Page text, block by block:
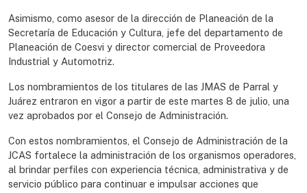
Asimismo, como asesor de la dirección de Planeación de la
Secretaría de Educación y Cultura, jefe del departamento de
Planeación de Coesvi y director comercial de Proveedora
Industrial y Automotriz.
Los nombramientos de los titulares de las JMAS de Parral y
Juárez entraron en vigor a partir de este martes 8 de julio, una
vez aprobados por el Consejo de Administración.
Con estos nombramientos, el Consejo de Administración de la
JCAS fortalece la administración de los organismos operadores,
al brindar perfiles con experiencia técnica, administrativa y de
servicio público para continuar e impulsar acciones que